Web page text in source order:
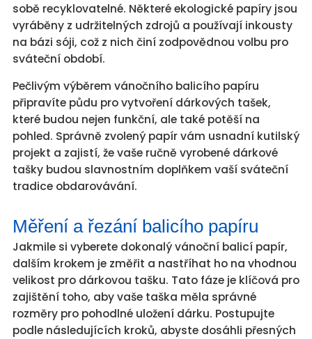
sobě recyklovatelné. Některé ekologické papíry jsou
vyráběny z udržitelných zdrojů a používají inkousty
na bázi sóji, což z nich činí zodpovědnou volbu pro
sváteční období.
Pečlivým výběrem vánočního balicího papíru
připravíte půdu pro vytvoření dárkových tašek,
které budou nejen funkční, ale také potěší na
pohled. Správně zvolený papír vám usnadní kutilský
projekt a zajistí, že vaše ručně vyrobené dárkové
tašky budou slavnostním doplňkem vaší sváteční
tradice obdarovávání.
Měření a řezání balicího papíru
Jakmile si vyberete dokonalý vánoční balicí papír,
dalším krokem je změřit a nastříhat ho na vhodnou
velikost pro dárkovou tašku. Tato fáze je klíčová pro
zajištění toho, aby vaše taška měla správné
rozměry pro pohodlné uložení dárku. Postupujte
podle následujících kroků, abyste dosáhli přesných